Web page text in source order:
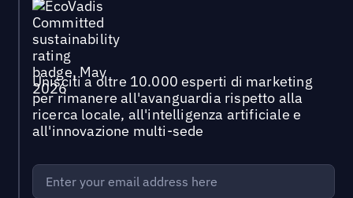
Unisciti a oltre 10.000 esperti di marketing
per rimanere all'avanguardia rispetto alla
ricerca locale, all'intelligenza artificiale e
all'innovazione multi-sede